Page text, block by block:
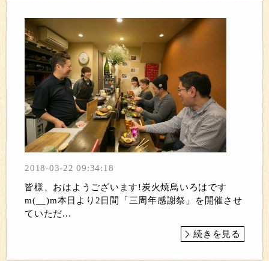
2018-03-22 09:34:18
皆様、おはようございます!炭火焼鳥いろはです
m(__)m本日より2日間「三周年感謝祭」を開催させ
ていただ...
続きを見る